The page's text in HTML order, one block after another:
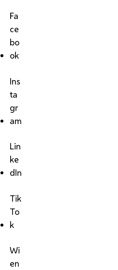
Fa
ce
bo
ok
Ins
ta
gr
am
Lin
ke
dIn
Tik
To
k
Wi
en